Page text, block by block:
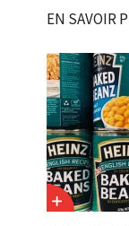
EN SAVOIR